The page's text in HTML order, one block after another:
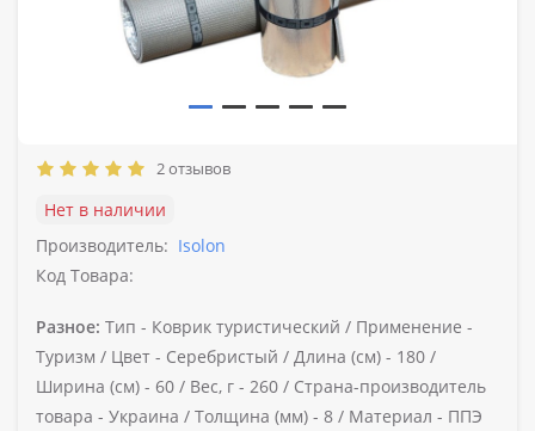
2 отзывов
Нет в наличии
Производитель: Isolon
Код Товара:
Разное: Тип - Коврик туристический / Применение -
Туризм / Цвет - Серебристый / Длина (см) - 180 /
Ширина (см) - 60 / Вес, г - 260 / Страна-производитель
товара - Украина / Толщина (мм) - 8 / Материал - ППЭ